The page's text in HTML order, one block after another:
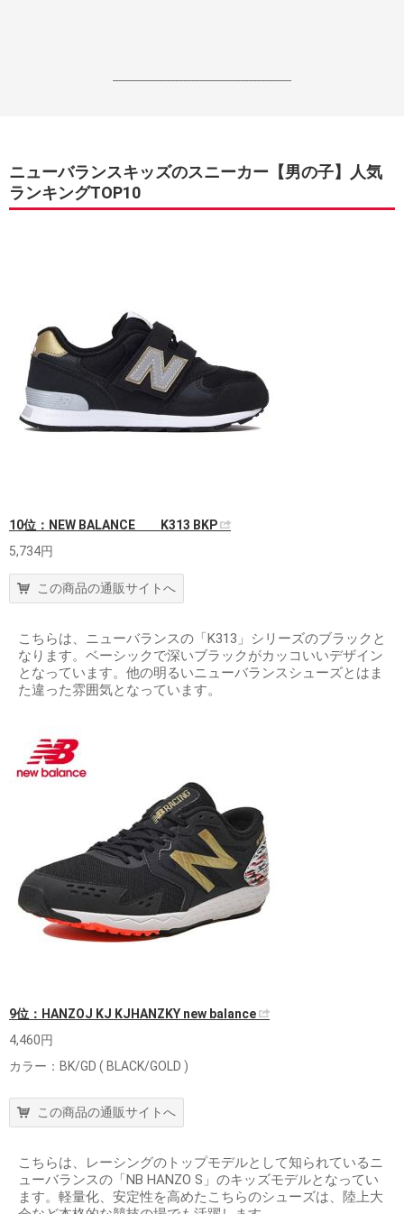
------------------------------------------------------------------
ニューバランスキッズのスニーカー【男の子】人気
ランキングTOP10
10位：NEW BALANCE K313 BKP
5,734円
この商品の通販サイトへ
こちらは、ニューバランスの「K313」シリーズのブラックと
なります。ベーシックで深いブラックがカッコいいデザイン
となっています。他の明るいニューバランスシューズとはま
た違った雰囲気となっています。
9位：HANZOJ KJ KJHANZKY new balance
4,460円
カラー：BK/GD ( BLACK/GOLD )
この商品の通販サイトへ
こちらは、レーシングのトップモデルとして知られているニ
ューバランスの「NB HANZO S」のキッズモデルとなってい
ます。軽量化、安定性を高めたこちらのシューズは、陸上大